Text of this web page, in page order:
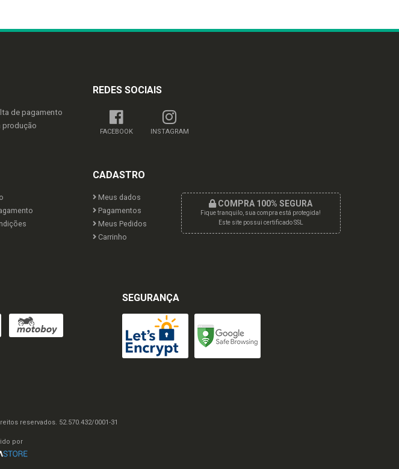
de pagamento
produção
REDES SOCIAIS
FACEBOOK INSTAGRAM
CADASTRO
Meus dados
Pagamentos
Meus Pedidos
Carrinho
COMPRA 100% SEGURA
Fique tranquilo, sua compra está protegida!
Este site possui certificado SSL
SEGURANÇA
reservados. 52.570.432/0001-31
por